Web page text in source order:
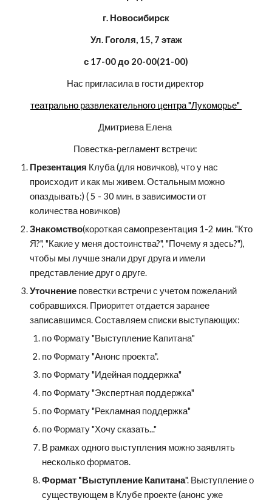
г. Новосибирск
Ул. Гоголя, 15, 7 этаж
с 17-00 до 20-00(21-00)
Нас пригласила в гости директор
театрально развлекательного центра "Лукоморье"
Дмитриева Елена
Повестка-регламент встречи:
Презентация Клуба (для новичков), что у нас
происходит и как мы живем. Остальным можно
опаздывать:) ( 5 - 30 мин. в зависимости от
количества новичков)
Знакомство(короткая самопрезентация 1-2 мин. "Кто
Я?", "Какие у меня достоинства?", "Почему я здесь?"),
чтобы мы лучше знали друг друга и имели
представление друг о друге.
Уточнение повестки встречи с учетом пожеланий
собравшихся. Приоритет отдается заранее
записавшимся. Составляем списки выступающих:
по Формату "Выступление Капитана"
по Формату "Анонс проекта".
по Формату "Идейная поддержка"
по Формату "Экспертная поддержка"
по Формату "Рекламная поддержка"
по Формату "Хочу сказать..."
В рамках одного выступления можно заявлять
несколько форматов.
Формат "Выступление Капитана". Выступление о
существующем в Клубе проекте (анонс уже